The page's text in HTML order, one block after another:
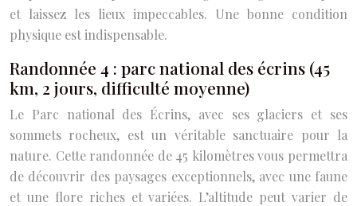
et laissez les lieux impeccables. Une bonne condition
physique est indispensable.
Randonnée 4 : parc national des écrins (45
km, 2 jours, difficulté moyenne)
Le Parc national des Écrins, avec ses glaciers et ses
sommets rocheux, est un véritable sanctuaire pour la
nature. Cette randonnée de 45 kilomètres vous permettra
de découvrir des paysages exceptionnels, avec une faune
et une flore riches et variées. L’altitude peut varier de